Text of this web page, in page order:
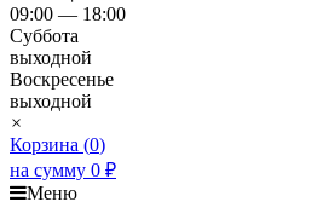
09:00 — 18:00
Суббота
выходной
Воскресенье
выходной
×
Корзина (0)
на сумму 0 ₽
Меню